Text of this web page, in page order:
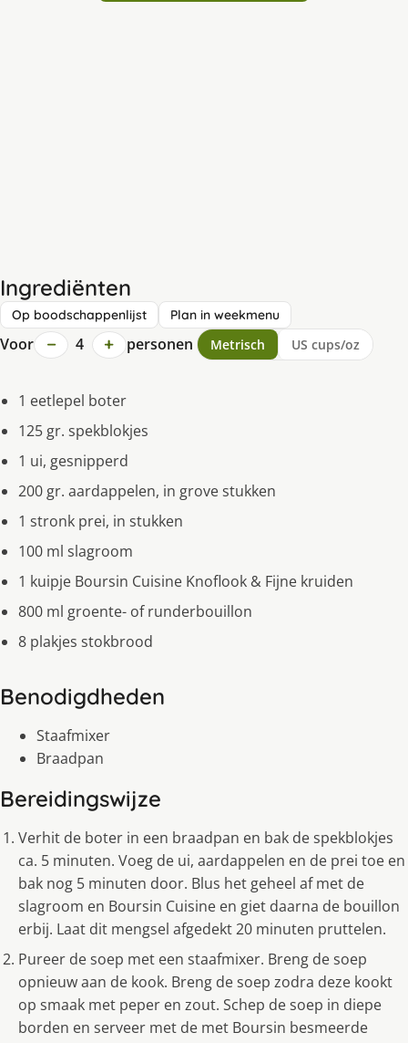
Ingrediënten
Op boodschappenlijst Plan in weekmenu
Voor − 4 + personen Metrisch US cups/oz
1 eetlepel boter
125 gr. spekblokjes
1 ui, gesnipperd
200 gr. aardappelen, in grove stukken
1 stronk prei, in stukken
100 ml slagroom
1 kuipje Boursin Cuisine Knoflook & Fijne kruiden
800 ml groente- of runderbouillon
8 plakjes stokbrood
Benodigdheden
Staafmixer
Braadpan
Bereidingswijze
Verhit de boter in een braadpan en bak de spekblokjes
ca. 5 minuten. Voeg de ui, aardappelen en de prei toe en
bak nog 5 minuten door. Blus het geheel af met de
slagroom en Boursin Cuisine en giet daarna de bouillon
erbij. Laat dit mengsel afgedekt 20 minuten pruttelen.
Pureer de soep met een staafmixer. Breng de soep
opnieuw aan de kook. Breng de soep zodra deze kookt
op smaak met peper en zout. Schep de soep in diepe
borden en serveer met de met Boursin besmeerde